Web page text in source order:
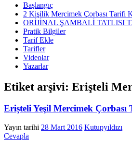
Başlangıç
2 Kişilik Mercimek Çorbası Tarifi
ORİJİNAL ŞAMBALİ TATLISI
Pratik Bilgiler
Tarif Ekle
Tarifler
Videolar
Yazarlar
Etiket arşivi: Erişteli
Erişteli Yeşil Mercimek Çorbası
Yayın tarihi 28 Mart 2016 Kutupyıldızı
Cevapla